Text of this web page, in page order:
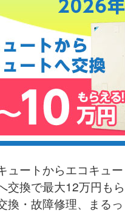
ュートからエコキュ
交換で最大12万円も
換・故障修理、まる